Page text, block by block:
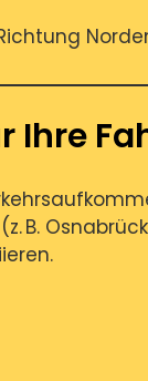
Ihre
B. Osnabrück